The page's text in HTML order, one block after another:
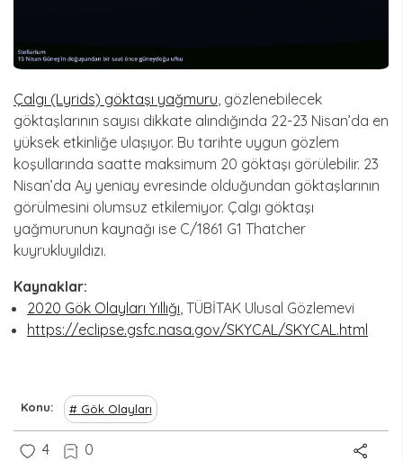
Çalgı (Lyrids) göktaşı yağmuru, gözlenebilecek
göktaşlarının sayısı dikkate alındığında 22-23 Nisan’da en
yüksek etkinliğe ulaşıyor. Bu tarihte uygun gözlem
koşullarında saatte maksimum 20 göktaşı görülebilir. 23
Nisan’da Ay yeniay evresinde olduğundan göktaşlarının
görülmesini olumsuz etkilemiyor. Çalgı göktaşı
yağmurunun kaynağı ise C/1861 G1 Thatcher
kuyrukluyıldızı.
Kaynaklar:
2020 Gök Olayları Yıllığı, TÜBİTAK Ulusal Gözlemevi
https://eclipse.gsfc.nasa.gov/SKYCAL/SKYCAL.html
Konu Gök Olayları
4 0